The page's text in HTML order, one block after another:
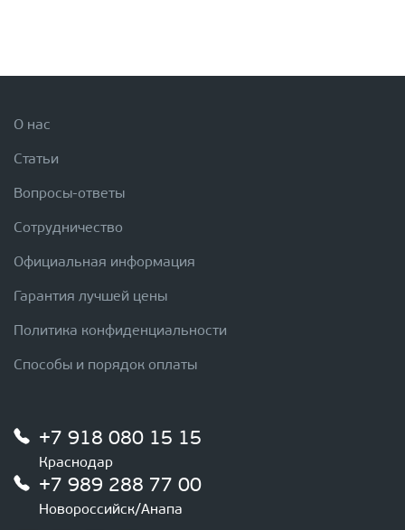
О нас
Статьи
Вопросы-ответы
Сотрудничество
Официальная информация
Гарантия лучшей цены
Политика конфиденциальности
Способы и порядок оплаты
+7 918 080 15 15
Краснодар
+7 989 288 77 00
Новороссийск/Анапа